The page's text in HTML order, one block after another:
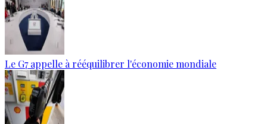
Le G7 appelle à rééquilibrer l'économie mondiale